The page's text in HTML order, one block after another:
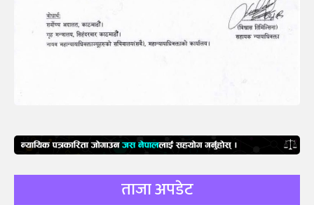
ताजा अपडेट